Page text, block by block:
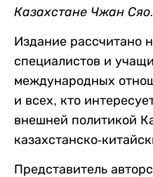
Казахстане Чжан Сяо.
Издание рассчитано
специалистов и
международных
и всех, кто
внешней политикой
казахстанско-
Представитель